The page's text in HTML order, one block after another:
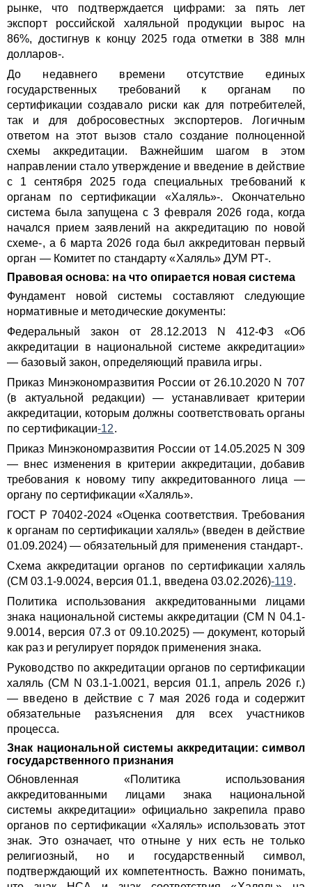
рынке, что подтверждается цифрами: за пять лет
экспорт российской халяльной продукции вырос на
86%, достигнув к концу 2025 года отметки в 388 млн
долларов-.
До недавнего времени отсутствие единых
государственных требований к органам по
сертификации создавало риски как для потребителей,
так и для добросовестных экспортеров. Логичным
ответом на этот вызов стало создание полноценной
схемы аккредитации. Важнейшим шагом в этом
направлении стало утверждение и введение в действие
с 1 сентября 2025 года специальных требований к
органам по сертификации «Халяль»-. Окончательно
система была запущена с 3 февраля 2026 года, когда
начался прием заявлений на аккредитацию по новой
схеме-, а 6 марта 2026 года был аккредитован первый
орган — Комитет по стандарту «Халяль» ДУМ РТ-.
Правовая основа: на что опирается новая система
Фундамент новой системы составляют следующие
нормативные и методические документы:
Федеральный закон от 28.12.2013 N 412-ФЗ «Об
аккредитации в национальной системе аккредитации»
— базовый закон, определяющий правила игры.
Приказ Минэкономразвития России от 26.10.2020 N 707
(в актуальной редакции) — устанавливает критерии
аккредитации, которым должны соответствовать органы
по сертификации-12.
Приказ Минэкономразвития России от 14.05.2025 N 309
— внес изменения в критерии аккредитации, добавив
требования к новому типу аккредитованного лица —
органу по сертификации «Халяль».
ГОСТ Р 70402-2024 «Оценка соответствия. Требования
к органам по сертификации халяль» (введен в действие
01.09.2024) — обязательный для применения стандарт-.
Схема аккредитации органов по сертификации халяль
(СМ 03.1-9.0024, версия 01.1, введена 03.02.2026)-119.
Политика использования аккредитованными лицами
знака национальной системы аккредитации (СМ N 04.1-
9.0014, версия 07.3 от 09.10.2025) — документ, который
как раз и регулирует порядок применения знака.
Руководство по аккредитации органов по сертификации
халяль (СМ N 03.1-1.0021, версия 01.1, апрель 2026 г.)
— введено в действие с 7 мая 2026 года и содержит
обязательные разъяснения для всех участников
процесса.
Знак национальной системы аккредитации: символ
государственного признания
Обновленная «Политика использования
аккредитованными лицами знака национальной
системы аккредитации» официально закрепила право
органов по сертификации «Халяль» использовать этот
знак. Это означает, что отныне у них есть не только
религиозный, но и государственный символ,
подтверждающий их компетентность. Важно понимать,